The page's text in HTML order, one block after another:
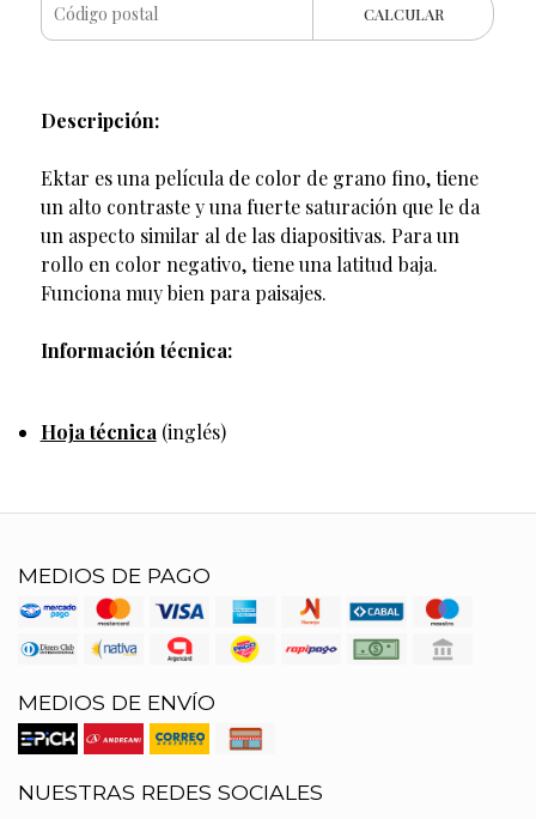
CALCULAR
Descripción:
Ektar es una película de color de grano fino, tiene
un alto contraste y una fuerte saturación que le da
un aspecto similar al de las diapositivas. Para un
rollo en color negativo, tiene una latitud baja.
Funciona muy bien para paisajes.
Información técnica:
Hoja técnica (inglés)
MEDIOS DE PAGO
MEDIOS DE ENVÍO
NUESTRAS REDES SOCIALES